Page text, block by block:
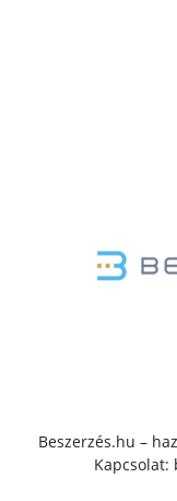
Beszerzés.hu –
Kapcsolat: